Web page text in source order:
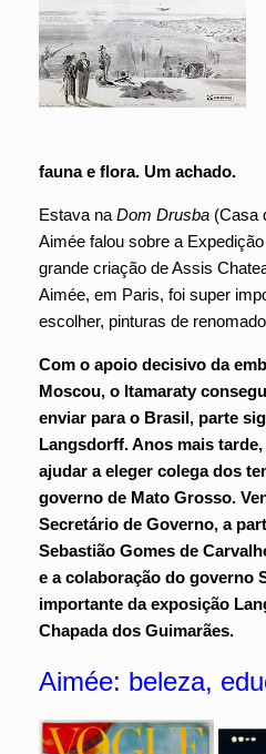
fauna e flora. Um achado.
Estava na Dom Drusba (Casa
Aimée falou sobre a
grande criação de Assis
Aimée, em Paris, foi super
escolher, pinturas de
Com o apoio decisivo da
Moscou, o Itamaraty
enviar para o Brasil, parte
Langsdorff. Anos mais
ajudar a eleger colega dos
governo de Mato Grosso.
Secretário de Governo, a
Sebastião Gomes de
e a colaboração do governo
importante da exposição
Chapada dos Guimarães.
Aimée: beleza,